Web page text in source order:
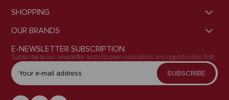
SHOPPING
OUR BRANDS
E-NEWSLETTER SUBSCRIPTION
Subscribe to our newsletter and discover innovations and opportunities first!
SUBSCRİBE